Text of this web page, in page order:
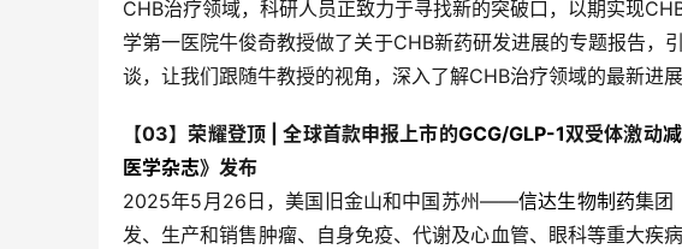
CHB治疗领域，科研人员正致力于寻找新的突破口，以期实现
学第一医院牛俊奇教授做了关于CHB新药研发进展的专题报告，
谈，让我们跟随牛教授的视角，深入了解CHB治疗领域的最新进展
【03】荣耀登顶 | 全球首款申报上市的GCG/GLP-1双受体激动
医学杂志》发布
2025年5月26日，美国旧金山和中国苏州——信达生物制药集团
发、生产和销售肿瘤、自身免疫、代谢及心血管、眼科等重大疾